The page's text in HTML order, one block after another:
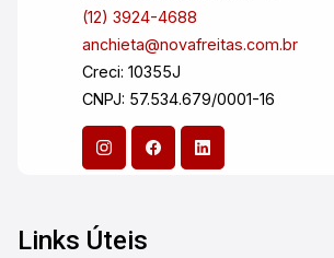
(12) 3924-4688
anchieta@novafreitas.com.br
Creci: 10355J
CNPJ: 57.534.679/0001-16
Links Úteis